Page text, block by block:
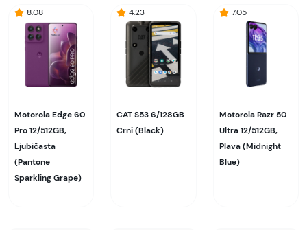
8.08
Motorola Edge 60
Pro 12/512GB,
Ljubičasta
(Pantone
Sparkling Grape)
4.23
CAT S53 6/128GB
Crni (Black)
7.05
Motorola Razr 50
Ultra 12/512GB,
Plava (Midnight
Blue)